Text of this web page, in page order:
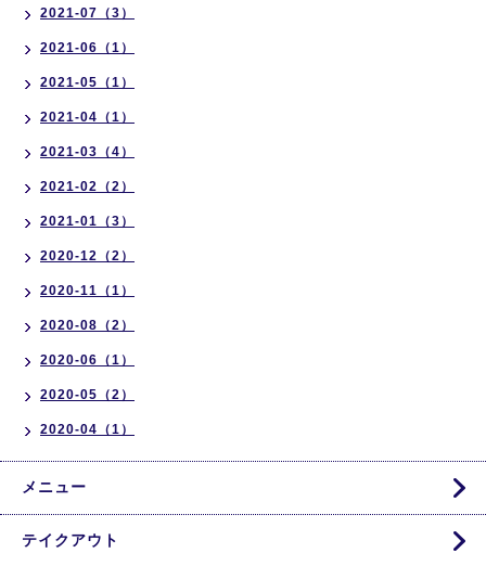
2021-07（3）
2021-06（1）
2021-05（1）
2021-04（1）
2021-03（4）
2021-02（2）
2021-01（3）
2020-12（2）
2020-11（1）
2020-08（2）
2020-06（1）
2020-05（2）
2020-04（1）
メニュー
テイクアウト